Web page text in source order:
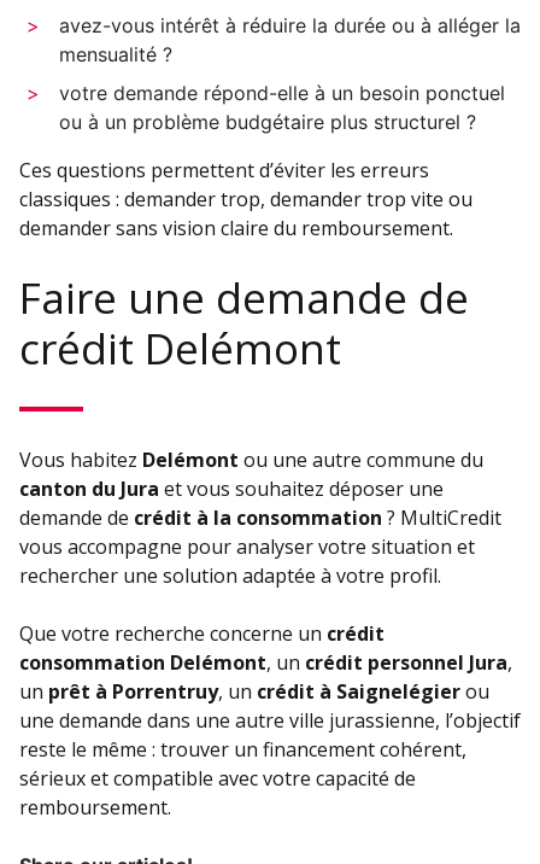
avez-vous intérêt à réduire la durée ou à alléger la
mensualité ?
votre demande répond-elle à un besoin ponctuel
ou à un problème budgétaire plus structurel ?
Ces questions permettent d’éviter les erreurs
classiques : demander trop, demander trop vite ou
demander sans vision claire du remboursement.
Faire une demande de
crédit Delémont
Vous habitez Delémont ou une autre commune du
canton du Jura et vous souhaitez déposer une
demande de crédit à la consommation ? MultiCredit
vous accompagne pour analyser votre situation et
rechercher une solution adaptée à votre profil.
Que votre recherche concerne un crédit
consommation Delémont, un crédit personnel Jura,
un prêt à Porrentruy, un crédit à Saignelégierou
une demande dans une autre ville jurassienne, l’objectif
reste le même : trouver un financement cohérent,
sérieux et compatible avec votre capacité de
remboursement.